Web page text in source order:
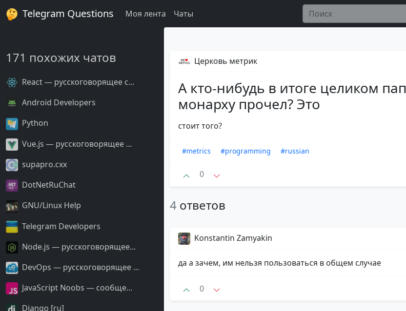
Telegram Questions Моя лента Чаты
171 похожих чатов
React — русскоговорящее с...
Android Developers
Python
Vue.js — русскоговорящее ...
supapro.cxx
DotNetRuChat
GNU/Linux Help
Telegram Developers
Node.js — русскоговорящее...
DevOps — русскоговорящее ...
JavaScript Noobs — сообще...
Django [ru]
Церковь метрик
А кто-нибудь в итоге целиком
монарху прочел? Это
стоит того?
#metrics #programming #russian
0
4 ответов
Konstantin Zamyakin
да а зачем, им нельзя пользоваться в общем случае
0